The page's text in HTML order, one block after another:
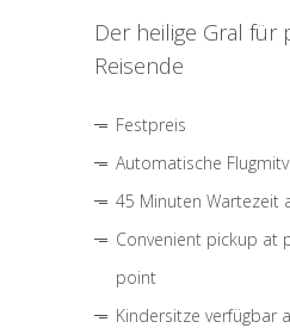
Der heilige Gral für
Reisende
Festpreis
Automatische
45 Minuten Wartezeit
Convenient pickup at
point
Kindersitze verfügbar